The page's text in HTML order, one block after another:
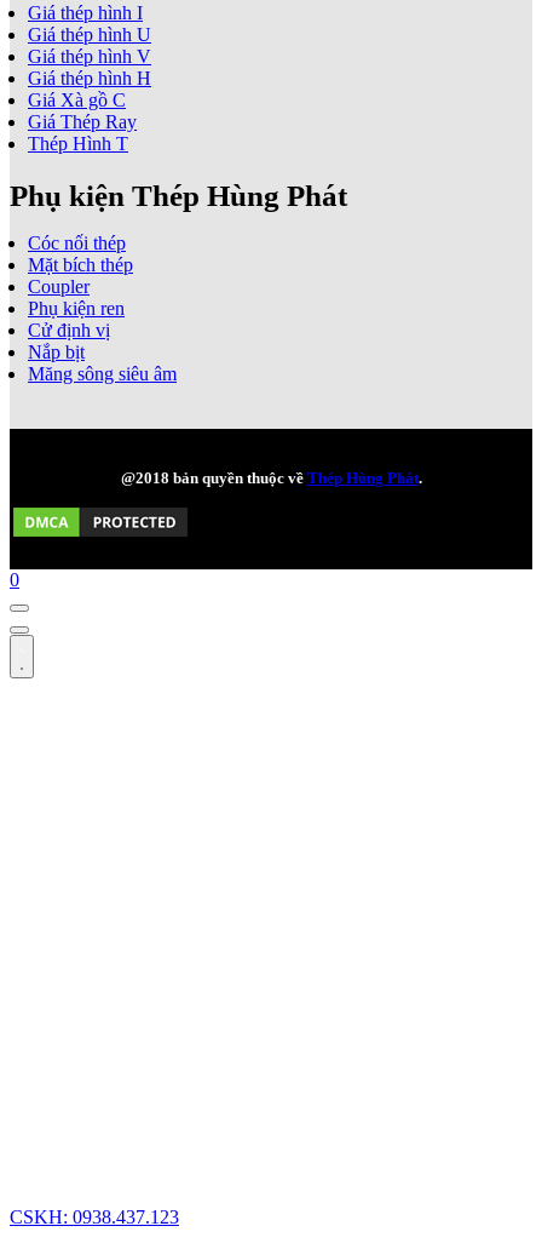
Giá thép hình I
Giá thép hình U
Giá thép hình V
Giá thép hình H
Giá Xà gồ C
Giá Thép Ray
Thép Hình T
Phụ kiện Thép Hùng Phát
Cóc nối thép
Mặt bích thép
Coupler
Phụ kiện ren
Cử định vị
Nắp bịt
Măng sông siêu âm
@2018 bản quyền thuộc về Thép Hùng Phát.
0
CSKH: 0938.437.123